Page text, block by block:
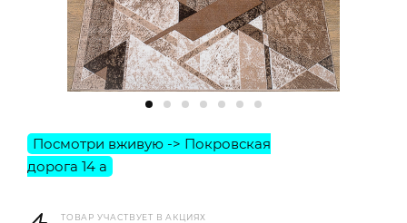
ТОВАР УЧАСТВУЕТ В АКЦИЯХ